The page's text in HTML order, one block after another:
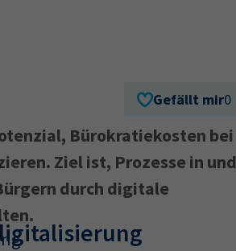
Gefällt mir0
Bürokratiekosten bei
Ziel ist, Prozesse in und
durch digitale